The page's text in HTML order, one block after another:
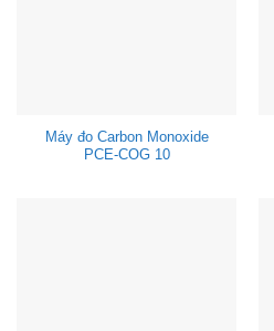
Máy đo Carbon Monoxide
PCE-COG 10